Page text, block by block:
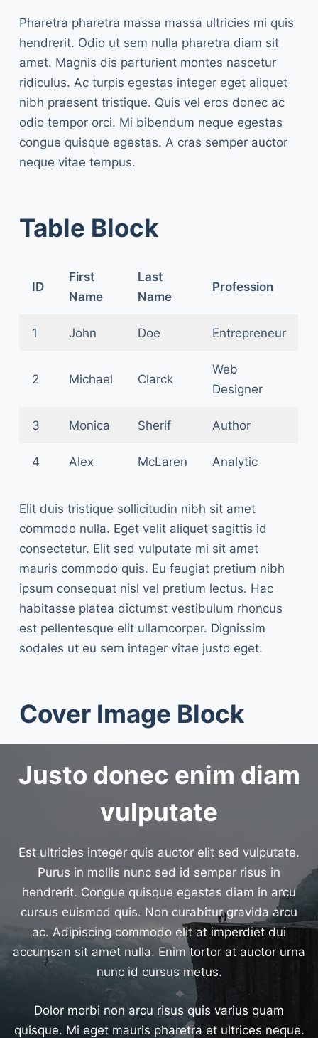
Pharetra pharetra massa massa ultricies mi quis
hendrerit. Odio ut sem nulla pharetra diam sit
amet. Magnis dis parturient montes nascetur
ridiculus. Ac turpis egestas integer eget aliquet
nibh praesent tristique. Quis vel eros donec ac
odio tempor orci. Mi bibendum neque egestas
congue quisque egestas. A cras semper auctor
neque vitae tempus.
Table Block
ID
First
Name
Last
Name
Profession
1 John Doe Entrepreneur
2 Michael Clarck
Web
Designer
3 Monica Sherif Author
4 Alex McLaren Analytic
Elit duis tristique sollicitudin nibh sit amet
commodo nulla. Eget velit aliquet sagittis id
consectetur. Elit sed vulputate mi sit amet
mauris commodo quis. Eu feugiat pretium nibh
ipsum consequat nisl vel pretium lectus. Hac
habitasse platea dictumst vestibulum rhoncus
est pellentesque elit ullamcorper. Dignissim
sodales ut eu sem integer vitae justo eget.
Cover Image Block
Justo donec enim diam
vulputate
Est ultricies integer quis auctor elit sed vulputate.
Purus in mollis nunc sed id semper risus in
hendrerit. Congue quisque egestas diam in arcu
cursus euismod quis. Non curabitur gravida arcu
ac. Adipiscing commodo elit at imperdiet dui
accumsan sit amet nulla. Enim tortor at auctor urna
nunc id cursus metus.
Dolor morbi non arcu risus quis varius quam
quisque. Mi eget mauris pharetra et ultrices neque.